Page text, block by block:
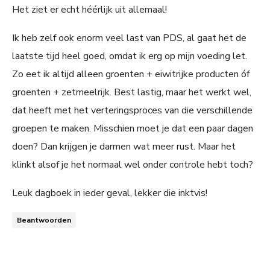
Het ziet er echt héérlijk uit allemaal!
Ik heb zelf ook enorm veel last van PDS, al gaat het de
laatste tijd heel goed, omdat ik erg op mijn voeding let.
Zo eet ik altijd alleen groenten + eiwitrijke producten óf
groenten + zetmeelrijk. Best lastig, maar het werkt wel,
dat heeft met het verteringsproces van die verschillende
groepen te maken. Misschien moet je dat een paar dagen
doen? Dan krijgen je darmen wat meer rust. Maar het
klinkt alsof je het normaal wel onder controle hebt toch?
Leuk dagboek in ieder geval, lekker die inktvis!
Beantwoorden